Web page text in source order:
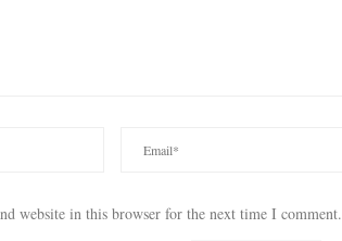
website in this browser for the next time I comment.